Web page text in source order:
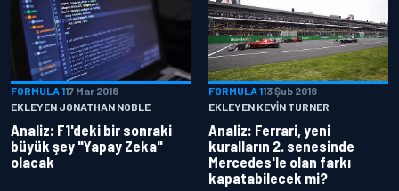
FORMULA 117 Mar 2018
EKLEYEN JONATHAN NOBLE
Analiz: F1'deki bir sonraki
büyük şey "Yapay Zeka"
olacak
FORMULA 113 Şub 2018
EKLEYEN KEVIN TURNER
Analiz: Ferrari, yeni
kuralların 2. senesinde
Mercedes'le olan farkı
kapatabilecek mi?